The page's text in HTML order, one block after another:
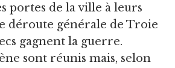
portes de la ville à leurs
déroute générale de Troie
gagnent la guerre.
sont réunis mais, selon